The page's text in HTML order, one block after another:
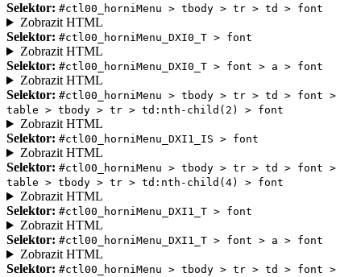
Selektor: #ctl00_horniMenu > tbody > tr > td > font
Zobrazit HTML
Selektor: #ctl00_horniMenu_DXI0_T > font
Zobrazit HTML
Selektor: #ctl00_horniMenu_DXI0_T > font > a > font
Zobrazit HTML
Selektor: #ctl00_horniMenu > tbody > tr > td > font >
table > tbody > tr > td:nth-child(2) > font
Zobrazit HTML
Selektor: #ctl00_horniMenu_DXI1_IS > font
Zobrazit HTML
Selektor: #ctl00_horniMenu > tbody > tr > td > font >
table > tbody > tr > td:nth-child(4) > font
Zobrazit HTML
Selektor: #ctl00_horniMenu_DXI1_T > font
Zobrazit HTML
Selektor: #ctl00_horniMenu_DXI1_T > font > a > font
Zobrazit HTML
Selektor: #ctl00_horniMenu > tbody > tr > td > font >